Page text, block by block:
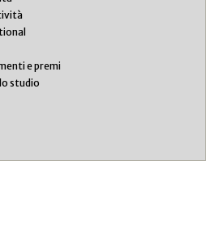
e premi
studio